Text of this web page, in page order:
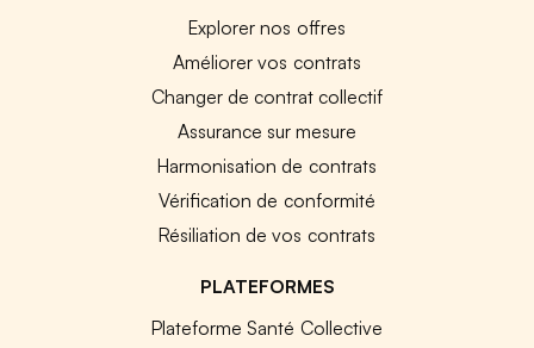
Explorer nos offres
Améliorer vos contrats
Changer de contrat collectif
Assurance sur mesure
Harmonisation de contrats
Vérification de conformité
Résiliation de vos contrats
PLATEFORMES
Plateforme Santé Collective